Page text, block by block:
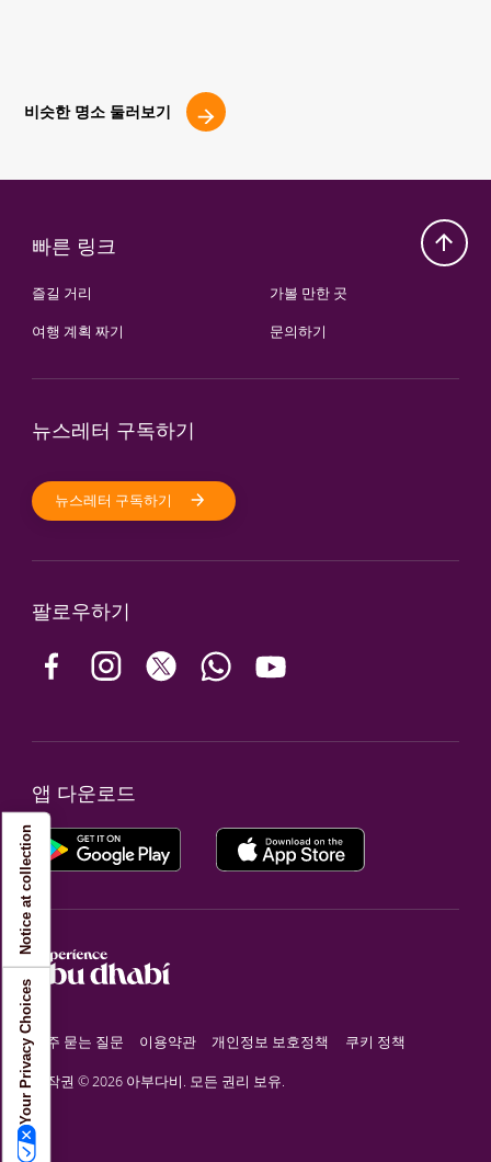
비슷한 명소 둘러보기
빠른 링크
즐길 거리
여행 계획 짜기
가볼 만한 곳
문의하기
뉴스레터 구독하기
뉴스레터 구독하기
팔로우하기
앱 다운로드
자주 묻는 질문 이용약관 개인정보 보호정책 쿠키 정책
저작권 © 2026 아부다비. 모든 권리 보유.
Your Privacy Choices
Notice at collection